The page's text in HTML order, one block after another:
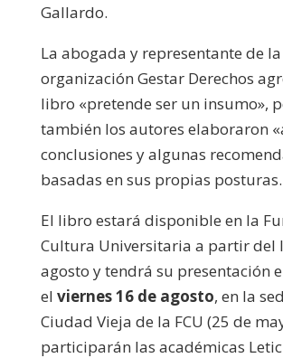
Gallardo.
La abogada y representante de la
organización Gestar Derechos
libro «pretende ser un insumo»,
también los autores elaboraron
conclusiones y algunas
basadas en sus propias posturas.
El libro estará disponible en la
Cultura Universitaria a partir del
agosto y tendrá su presentación
el viernes 16 de agosto, en la
Ciudad Vieja de la FCU (25 de
participarán las académicas